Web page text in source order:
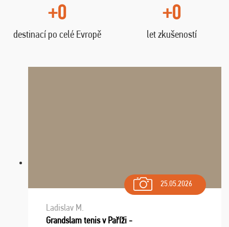
+0
destinací po celé Evropě
+0
let zkušeností
25.05.2026
Ladislav M.
Grandslam tenis v Paříži -